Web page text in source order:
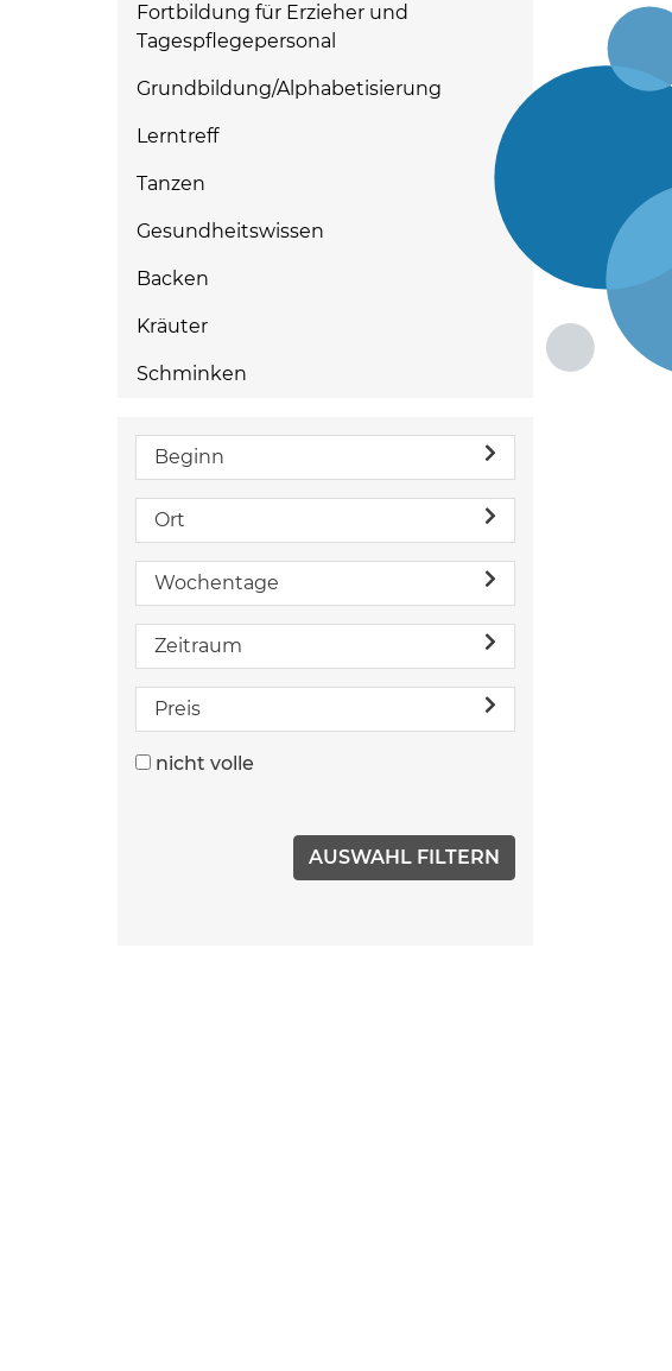
Fortbildung für Erzieher und
Tagespflegepersonal
Grundbildung/Alphabetisierung
Lerntreff
Tanzen
Gesundheitswissen
Backen
Kräuter
Schminken
Beginn
Ort
Wochentage
Zeitraum
Preis
nicht volle